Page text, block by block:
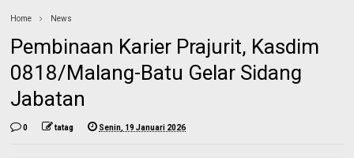
Home News
Pembinaan Karier Prajurit, Kasdim
0818/Malang-Batu Gelar Sidang
Jabatan
0 tatag Senin, 19 Januari 2026